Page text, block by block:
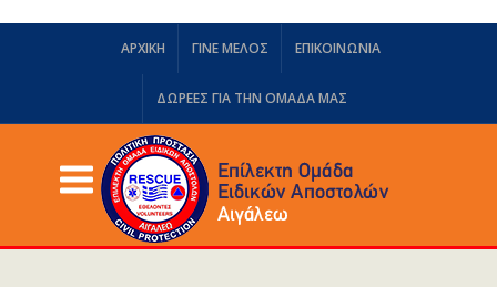
ΑΡΧΙΚΗ ΓΙΝΕ ΜΕΛΟΣ ΕΠΙΚΟΙΝΩΝΙΑ
ΔΩΡΕΈΣ ΓΙΑ ΤΗΝ ΟΜΆΔΑ ΜΑΣ